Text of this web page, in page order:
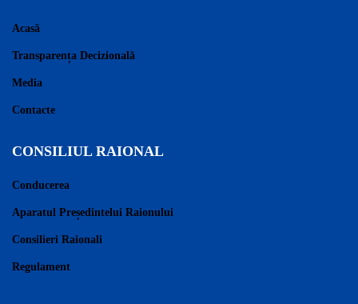
Acasă
Transparența Decizională
Media
Contacte
CONSILIUL RAIONAL
Conducerea
Aparatul Președintelui Raionului
Consilieri Raionali
Regulament